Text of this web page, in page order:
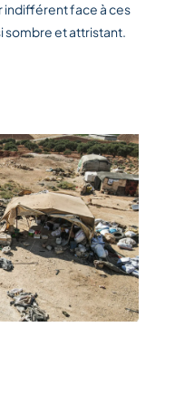
indifférent face à ces
sombre et attristant.